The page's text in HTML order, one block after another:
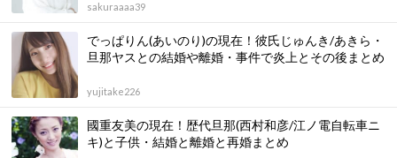
sakuraaaa39
でっぱりん(あいのり)の現在！彼氏じゅんき/あきら・
旦那ヤスとの結婚や離婚・事件で炎上とその後まとめ
yujitake226
國重友美の現在！歴代旦那(西村和彦/江ノ電自転車ニ
キ)と子供・結婚と離婚と再婚まとめ